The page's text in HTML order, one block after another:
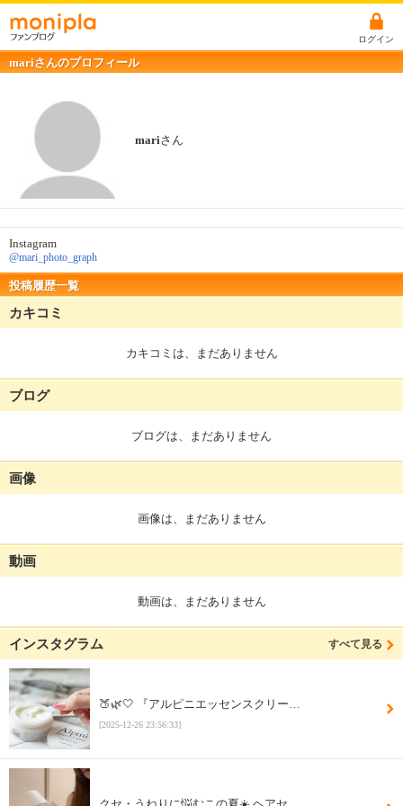
ログイン
mariさんのプロフィール
mariさん
Instagram
@mari_photo_graph
投稿履歴一覧
カキコミ
カキコミは、まだありません
ブログ
ブログは、まだありません
画像
画像は、まだありません
動画
動画は、まだありません
インスタグラム すべて見る
🍑🌿🤍 『アルピニエッセンスクリー…
[2025-12-26 23:56:33]